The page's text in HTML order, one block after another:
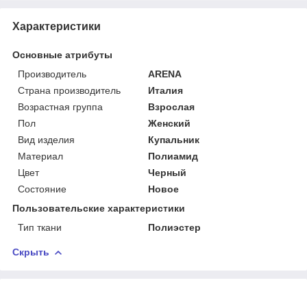
Характеристики
Основные атрибуты
Производитель
ARENA
Страна производитель
Италия
Возрастная группа
Взрослая
Пол
Женский
Вид изделия
Купальник
Материал
Полиамид
Цвет
Черный
Состояние
Новое
Пользовательские характеристики
Тип ткани
Полиэстер
Скрыть